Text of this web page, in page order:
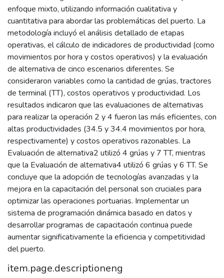
enfoque mixto, utilizando información cualitativa y
cuantitativa para abordar las problemáticas del puerto. La
metodología incluyó el análisis detallado de etapas
operativas, el cálculo de indicadores de productividad (como
movimientos por hora y costos operativos) y la evaluación
de alternativa de cinco escenarios diferentes. Se
consideraron variables como la cantidad de grúas, tractores
de terminal (TT), costos operativos y productividad. Los
resultados indicaron que las evaluaciones de alternativas
para realizar la operación 2 y 4 fueron las más eficientes, con
altas productividades (34.5 y 34.4 movimientos por hora,
respectivamente) y costos operativos razonables. La
Evaluación de alternativa2 utilizó 4 grúas y 7 TT, mientras
que la Evaluación de alternativa4 utilizó 6 grúas y 6 TT. Se
concluye que la adopción de tecnologías avanzadas y la
mejora en la capacitación del personal son cruciales para
optimizar las operaciones portuarias. Implementar un
sistema de programación dinámica basado en datos y
desarrollar programas de capacitación continua puede
aumentar significativamente la eficiencia y competitividad
del puerto.
item.page.descriptioneng